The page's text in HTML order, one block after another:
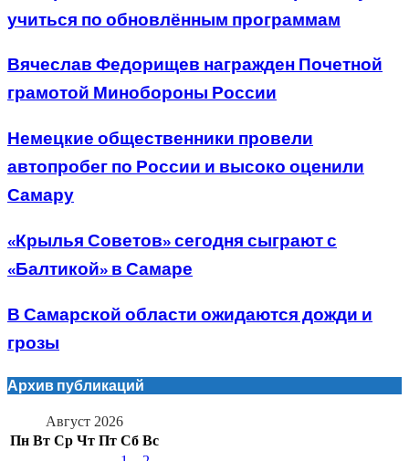
учиться по обновлённым программам
Вячеслав Федорищев награжден Почетной
грамотой Минобороны России
Немецкие общественники провели
автопробег по России и высоко оценили
Самару
«Крылья Советов» сегодня сыграют с
«Балтикой» в Самаре
В Самарской области ожидаются дожди и
грозы
Архив публикаций
Август 2026
Пн Вт Ср Чт Пт Сб Вс